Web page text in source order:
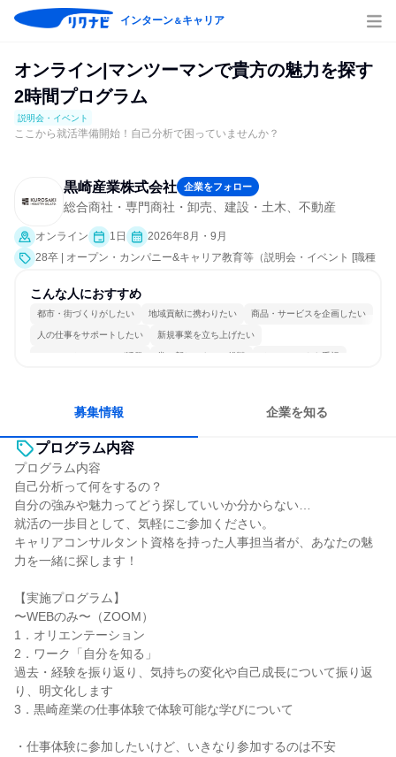
インターン＆キャリア
オンライン|マンツーマンで貴方の魅力を探す
2時間プログラム
説明会・イベント
ここから就活準備開始！自己分析で困っていませんか？
黒崎産業株式会社 企業をフォロー
総合商社・専門商社・卸売、建設・土木、不動産
オンライン 1日
2026年8月・9月
28卒 | オープン・カンパニー&キャリア教育等（説明会・イベント [職種
こんな人におすすめ
都市・街づくりがしたい 地域貢献に携わりたい 商品・サービスを企画したい
人の仕事をサポートしたい 新規事業を立ち上げたい
コミュニケーションが活発 常に新しいものに挑戦 チームワークを重視
募集情報 企業を知る
プログラム内容
プログラム内容
自己分析って何をするの？
自分の強みや魅力ってどう探していいか分からない…
就活の一歩目として、気軽にご参加ください。
キャリアコンサルタント資格を持った人事担当者が、あなたの魅
力を一緒に探します！
【実施プログラム】
〜WEBのみ〜（ZOOM）
1．オリエンテーション
2．ワーク「自分を知る」
過去・経験を振り返り、気持ちの変化や自己成長について振り返
り、明文化します
3．黒崎産業の仕事体験で体験可能な学びについて
・仕事体験に参加したいけど、いきなり参加するのは不安